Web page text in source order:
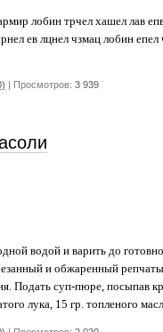
лобин трчел хашел лав
ев лцнел чзмац лобин
| Просмотров: 3 939
водой и варить до
и обжаренный
Подать суп-пюре, посыпав
лука, 15 гр. топленого